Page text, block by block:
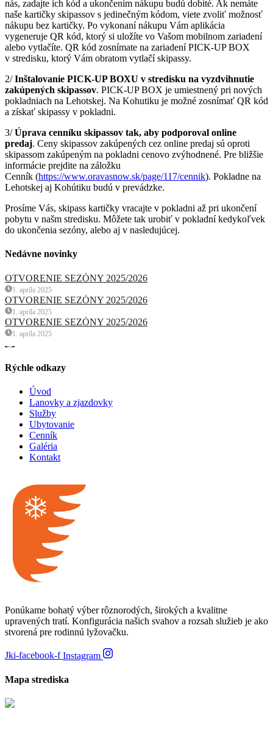
nás, zadajte ich kód a ukončením nákupu budú dobité. Ak nemáte
naše kartičky skipassov s jedinečným kódom, viete zvoliť možnosť
nákupu bez kartičky. Po vykonaní nákupu Vám aplikácia
vygeneruje QR kód, ktorý si uložíte vo Vašom mobilnom zariadení
alebo vytlačíte. QR kód zosnímate na zariadení PICK-UP BOX
v stredisku, ktorý Vám obratom vytlačí skipassy.
2/Inštalovanie PICK-UP BOXU v stredisku na vyzdvihnutie
zakúpených skipassov. PICK-UP BOX je umiestnený pri nových
pokladniach na Lehotskej. Na Kohutiku je možné zosnímať QR kód
a získať skipassy v pokladni.
3/Úprava cenníku skipassov tak, aby podporoval online
predaj. Ceny skipassov zakúpených cez online predaj sú oproti
skipassom zakúpeným na pokladni cenovo zvýhodnené. Pre bližšie
informácie prejdite na záložku
Cenník (https://www.oravasnow.sk/page/117/cennik). Pokladne na
Lehotskej aj Kohútiku budú v prevádzke.
Prosíme Vás, skipass kartičky vracajte v pokladni až pri ukončení
pobytu v našm stredisku. Môžete tak urobiť v pokladní kedykoľvek
do ukončenia sezóny, alebo aj v nasledujúcej.
Nedávne novinky
OTVORENIE SEZÓNY 2025/2026
1. apríla 2025
OTVORENIE SEZÓNY 2025/2026
1. apríla 2025
OTVORENIE SEZÓNY 2025/2026
1. apríla 2025
Rýchle odkazy
Úvod
Lanovky a zjazdovky
Služby
Ubytovanie
Cenník
Galéria
Kontakt
Ponúkame bohatý výber rôznorodých, širokých a kvalitne
upravených tratí. Konfigurácia našich svahov a rozsah služieb je ako
stvorená pre rodinnú lyžovačku.
Jki-facebook-f Instagram
Mapa strediska